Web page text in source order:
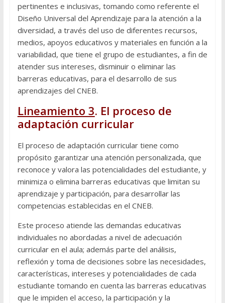
pertinentes e inclusivas, tomando como referente el
Diseño Universal del Aprendizaje para la atención a la
diversidad, a través del uso de diferentes recursos,
medios, apoyos educativos y materiales en función a la
variabilidad, que tiene el grupo de estudiantes, a fin de
atender sus intereses, disminuir o eliminar las
barreras educativas, para el desarrollo de sus
aprendizajes del CNEB.
Lineamiento 3. El proceso de
adaptación curricular
El proceso de adaptación curricular tiene como
propósito garantizar una atención personalizada, que
reconoce y valora las potencialidades del estudiante, y
minimiza o elimina barreras educativas que limitan su
aprendizaje y participación, para desarrollar las
competencias establecidas en el CNEB.
Este proceso atiende las demandas educativas
individuales no abordadas a nivel de adecuación
curricular en el aula; además parte del análisis,
reflexión y toma de decisiones sobre las necesidades,
características, intereses y potencialidades de cada
estudiante tomando en cuenta las barreras educativas
que le impiden el acceso, la participación y la